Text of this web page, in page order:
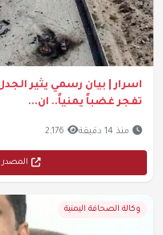
اسرار | بيان رسمي يثير
تفجر غضباً يمنياً.. ان...
منذ 14 دقيقة 2,176
المصدر
وكالة الصحافة اليمنية